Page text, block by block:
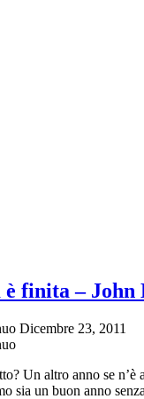
finita – John
Dicembre 23, 2011
Un altro anno se
sia un buon anno